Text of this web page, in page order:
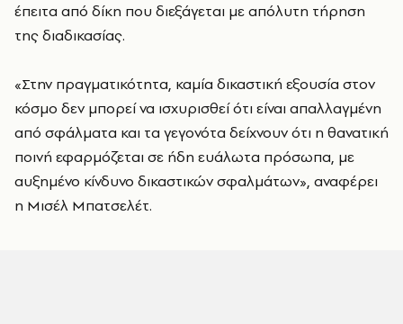
έπειτα από δίκη που διεξάγεται με απόλυτη τήρηση
της διαδικασίας.
«Στην πραγματικότητα, καμία δικαστική εξουσία στον
κόσμο δεν μπορεί να ισχυρισθεί ότι είναι απαλλαγμένη
από σφάλματα και τα γεγονότα δείχνουν ότι η θανατική
ποινή εφαρμόζεται σε ήδη ευάλωτα πρόσωπα, με
αυξημένο κίνδυνο δικαστικών σφαλμάτων», αναφέρει
η Μισέλ Μπατσελέτ.